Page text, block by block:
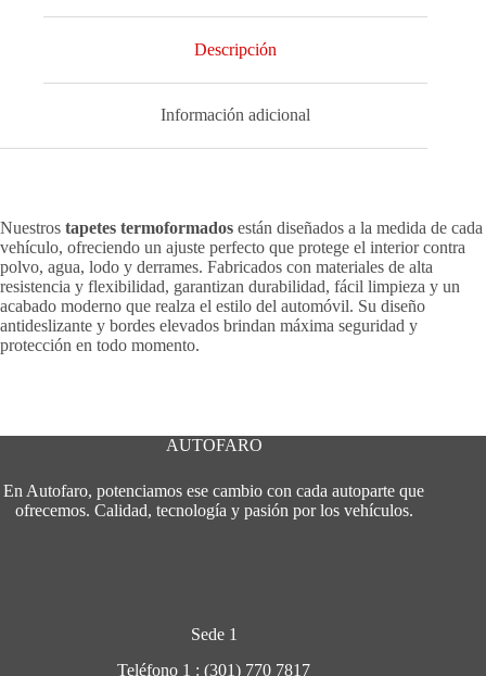
Descripción
Información adicional
Nuestros tapetes termoformados están diseñados a la medida de cada
vehículo, ofreciendo un ajuste perfecto que protege el interior contra
polvo, agua, lodo y derrames. Fabricados con materiales de alta
resistencia y flexibilidad, garantizan durabilidad, fácil limpieza y un
acabado moderno que realza el estilo del automóvil. Su diseño
antideslizante y bordes elevados brindan máxima seguridad y
protección en todo momento.
AUTOFARO
En Autofaro, potenciamos ese cambio con cada autoparte que
ofrecemos. Calidad, tecnología y pasión por los vehículos.
Sede 1
Teléfono 1 : (301) 770 7817